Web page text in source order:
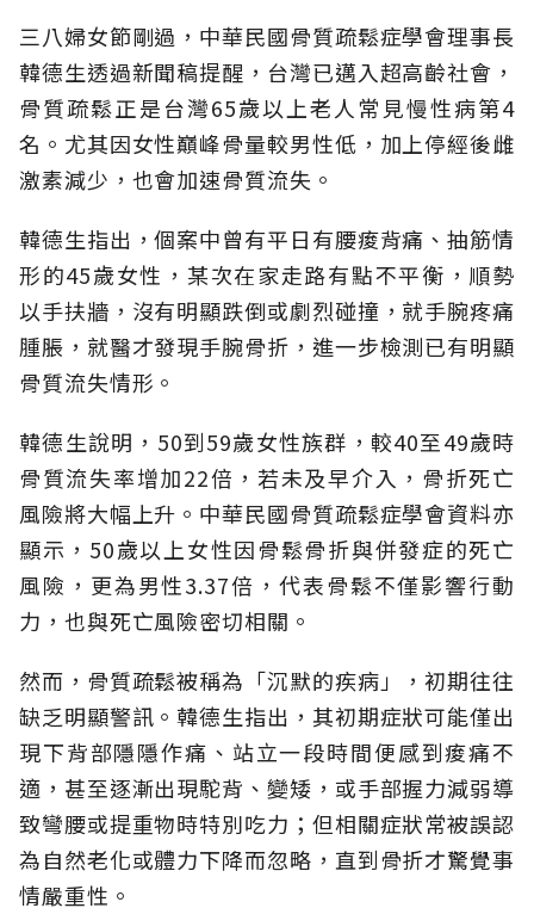
三八婦女節剛過，中華民國骨質疏鬆症學會理事長
韓德生透過新聞稿提醒，台灣已邁入超高齡社會，
骨質疏鬆正是台灣65歲以上老人常見慢性病第4
名。尤其因女性巔峰骨量較男性低，加上停經後雌
激素減少，也會加速骨質流失。
韓德生指出，個案中曾有平日有腰痠背痛、抽筋情
形的45歲女性，某次在家走路有點不平衡，順勢
以手扶牆，沒有明顯跌倒或劇烈碰撞，就手腕疼痛
腫脹，就醫才發現手腕骨折，進一步檢測已有明顯
骨質流失情形。
韓德生說明，50到59歲女性族群，較40至49歲時
骨質流失率增加22倍，若未及早介入，骨折死亡
風險將大幅上升。中華民國骨質疏鬆症學會資料亦
顯示，50歲以上女性因骨鬆骨折與併發症的死亡
風險，更為男性3.37倍，代表骨鬆不僅影響行動
力，也與死亡風險密切相關。
然而，骨質疏鬆被稱為「沉默的疾病」，初期往往
缺乏明顯警訊。韓德生指出，其初期症狀可能僅出
現下背部隱隱作痛、站立一段時間便感到痠痛不
適，甚至逐漸出現駝背、變矮，或手部握力減弱導
致彎腰或提重物時特別吃力；但相關症狀常被誤認
為自然老化或體力下降而忽略，直到骨折才驚覺事
情嚴重性。